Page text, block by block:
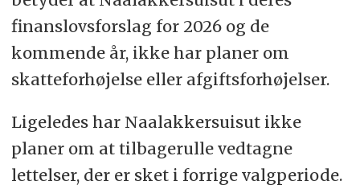
finanslovsforslag for 2026 og de
kommende år, ikke har planer om
skatteforhøjelse eller afgiftsforhøjelser.
Ligeledes har Naalakkersuisut ikke
planer om at tilbagerulle vedtagne
lettelser, der er sket i forrige valgperiode.